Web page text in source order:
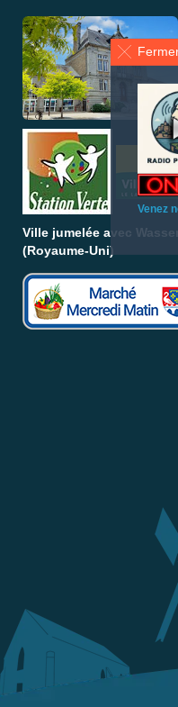
Venez
Ville jumelée avec
(Royaume-Uni)